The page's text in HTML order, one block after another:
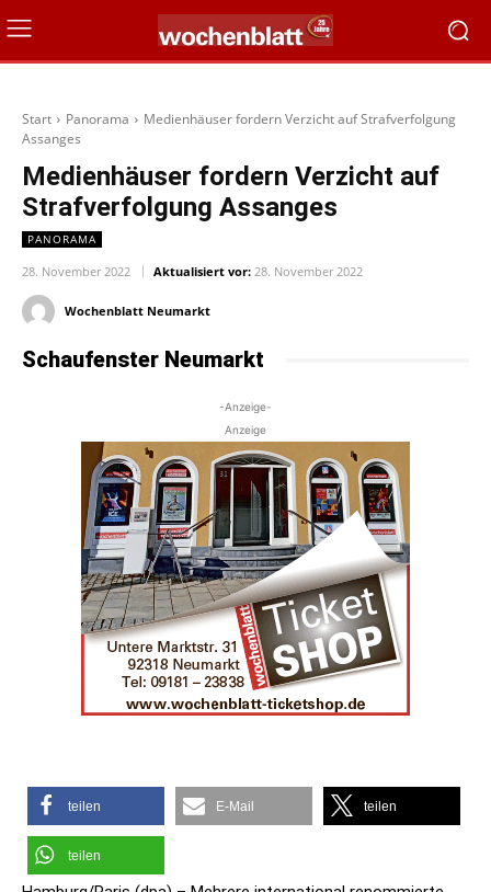
Start Panorama
Medienhäuser fordern Verzicht auf Strafverfolgung
Assanges
Medienhäuser fordern Verzicht auf
Strafverfolgung Assanges
PANORAMA
28. November 2022 Aktualisiert vor: 28. November 2022
Wochenblatt Neumarkt
Schaufenster Neumarkt
-Anzeige-
Anzeige
teilen E-Mail teilen
teilen